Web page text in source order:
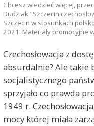
Chcesz wiedzieć więcej,
Dudziak "Szczecin
Szczecin w stosunkach
2021. Materiały promocyjne
Czechosłowacja z
absurdalnie? Ale takie
socjalistycznego
sprzyjało co prawda
1949 r.
mocy której miała